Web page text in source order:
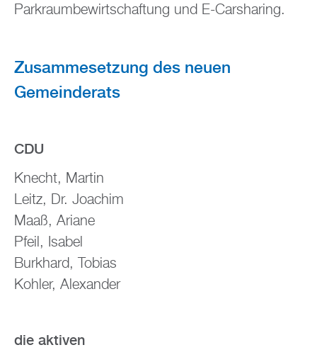
Parkraumbewirtschaftung und E-Carsharing.
Zusammesetzung des neuen
Gemeinderats
CDU
Knecht, Martin
Leitz, Dr. Joachim
Maaß, Ariane
Pfeil, Isabel
Burkhard, Tobias
Kohler, Alexander
die aktiven